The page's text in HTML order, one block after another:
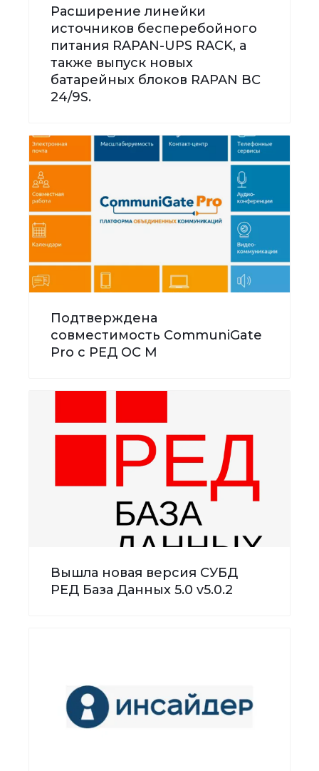
Расширение линейки
источников бесперебойного
питания RAPAN-UPS RACK, а
также выпуск новых
батарейных блоков RAPAN BC
24/9S.
Подтверждена
совместимость CommuniGate
Pro с РЕД ОС М
Вышла новая версия СУБД
РЕД База Данных 5.0 v5.0.2